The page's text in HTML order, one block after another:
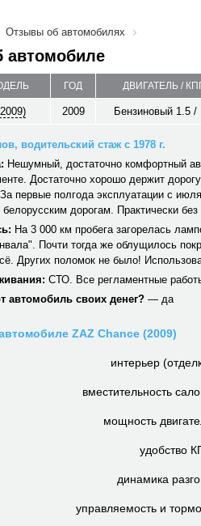
Отзывы об автомобилях
автомобиле
ГОД ДВИГАТЕЛЬ /
2009 Бензиновый 1.5 /
водительский стаж с 1978 г.
Нешумный, достаточно комфортный
Достаточно хорошо держит
первые полгода эксплуатации с
белорусским дорогам. Практически
На 3 000 км пробега загорелась
Почти тогда же облущилось
Других поломок не было!
СТО. Все регламентные
автомобиль своих денег? — да
ZAZ Chance (2009)
интерьер
вместительность
мощность
удобство
динамика
управляемость и